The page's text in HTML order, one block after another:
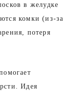
в желудке
комки (из-за
потеря
Идея